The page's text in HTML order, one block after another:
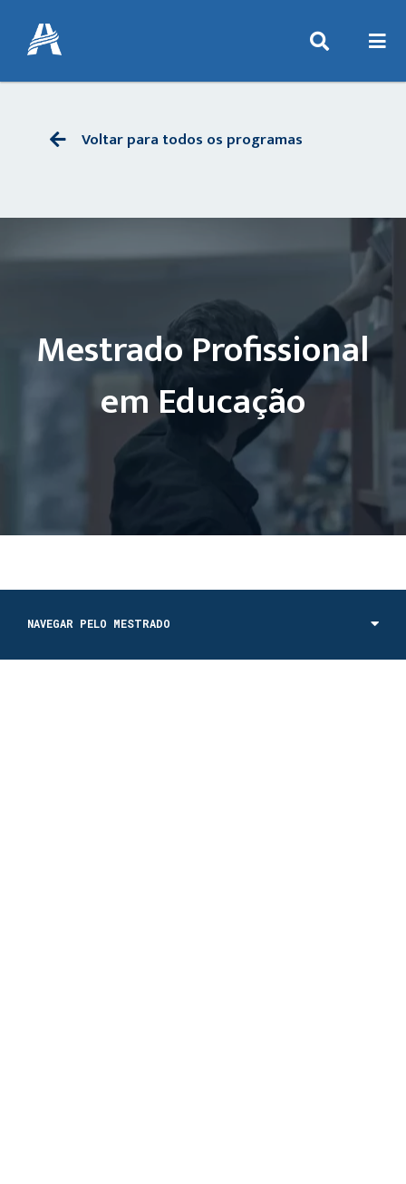
Voltar para todos os programas
Mestrado Profissional
em Educação
NAVEGAR PELO MESTRADO